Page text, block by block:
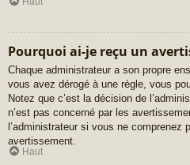
Pourquoi ai-je reçu un
Chaque administrateur a son propre
vous avez dérogé à une règle, vous
Notez que c’est la décision de
n’est pas concerné par les
l’administrateur si vous ne comprenez
avertissement.
Haut